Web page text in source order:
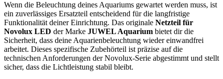
Wenn die Beleuchtung deines Aquariums gewartet werden muss, ist
ein zuverlässiges Ersatzteil entscheidend für die langfristige
Funktionalität deiner Einrichtung. Das originale Netzteil für
Novolux LED der Marke JUWEL Aquarium bietet dir die
Sicherheit, dass deine Aquarienbeleuchtung wieder einwandfrei
arbeitet. Dieses spezifische Zubehörteil ist präzise auf die
technischen Anforderungen der Novolux-Serie abgestimmt und stellt
sicher, dass die Lichtleistung stabil bleibt.